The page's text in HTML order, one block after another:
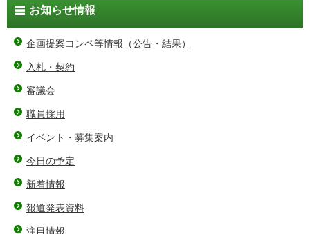
お知らせ情報
企画提案コンペ等情報（公告・結果）
入札・契約
審議会
職員採用
イベント・募集案内
今日の予定
新着情報
報道発表資料
注目情報